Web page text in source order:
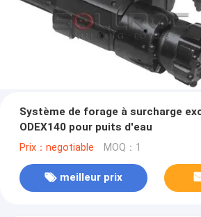
Système de forage à surcharge
ODEX140 pour puits d'eau
Prix：negotiable MOQ：1
meilleur prix